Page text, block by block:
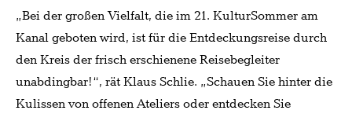
„Bei der großen Vielfalt, die im 21. KulturSommer am
Kanal geboten wird, ist für die Entdeckungsreise durch
den Kreis der frisch erschienene Reisebegleiter
unabdingbar!“, rät Klaus Schlie. „Schauen Sie hinter die
Kulissen von offenen Ateliers oder entdecken Sie